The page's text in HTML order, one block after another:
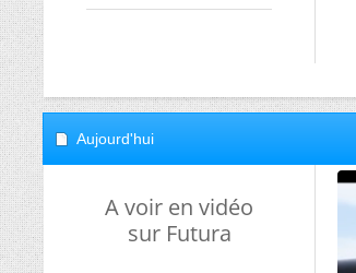
Aujourd'hui
A voir en vidéo
sur Futura